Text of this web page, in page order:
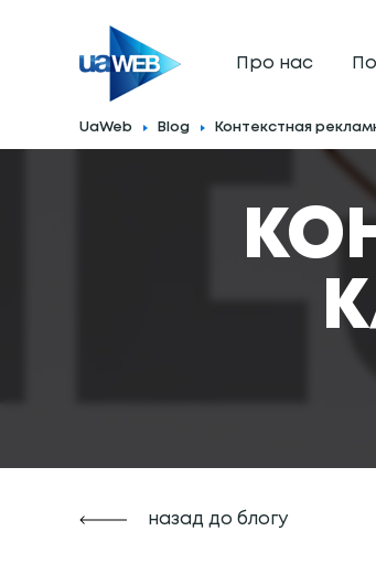
Про нас
UaWeb Blog Контекстная
назад до блогу